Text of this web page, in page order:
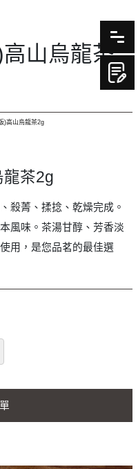
山烏龍茶
)高山烏龍茶2g
茶2g
殺菁、揉捻、乾燥完成。
風味。茶湯甘醇、芳香淡
用，是您品茗的最佳選